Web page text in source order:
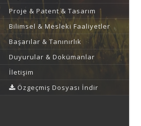
Proje & Patent & Tasarım
Bilimsel & Mesleki Faaliyetler
Başarılar & Tanınırlık
Duyurular & Dokümanlar
İletişim
Özgeçmiş Dosyası İndir